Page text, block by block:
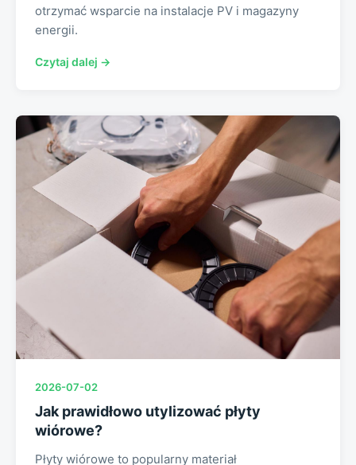
otrzymać wsparcie na instalacje PV i magazyny
energii.
Czytaj dalej →
2026-07-02
Jak prawidłowo utylizować płyty
wiórowe?
Płyty wiórowe to popularny materiał